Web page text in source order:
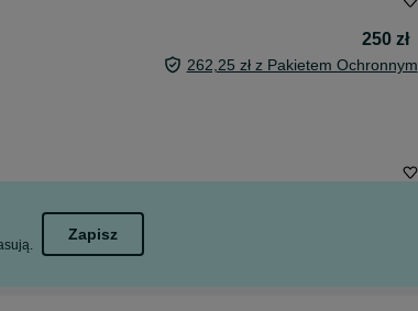
250 zł
262,25 zł z Pakietem Ochronnym
Zapisz